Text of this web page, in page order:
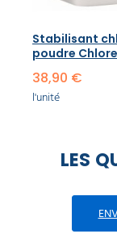
Stabilisant
poudre
38,90 €
l'unité
LES